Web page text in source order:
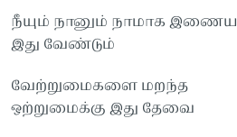
நீயும் நானும் நாமாக இணைய
இது வேண்டும்
வேற்றுமைகளை மறந்த
ஒற்றுமைக்கு இது தேவை